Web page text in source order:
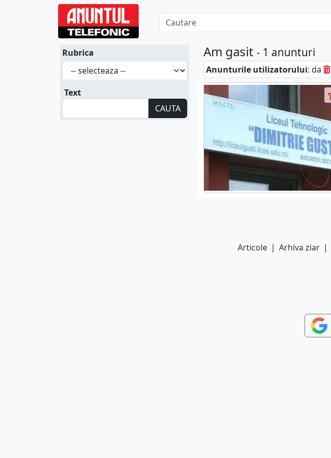
Rubrica
Text
CAUTA
Am gasit - 1 anunturi
Anunturile utilizatorului: da
Articole | Arhiva ziar |